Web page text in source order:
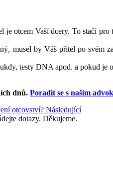
je otcem Vaší dcery. To stačí
musel by Váš přítel po svém
testy DNA apod. a pokud je
dnů. Poradit se s naším
otcovství? Následující
dotazy. Děkujeme.